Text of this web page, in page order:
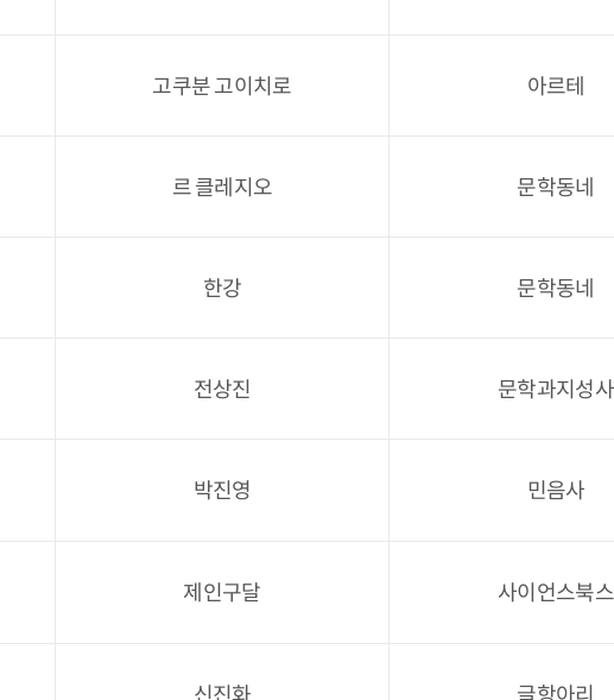
고쿠분 고이치로 아르테
르 클레지오 문학동네
한강 문학동네
전상진 문학과지성사
박진영 민음사
제인구달 사이언스북스